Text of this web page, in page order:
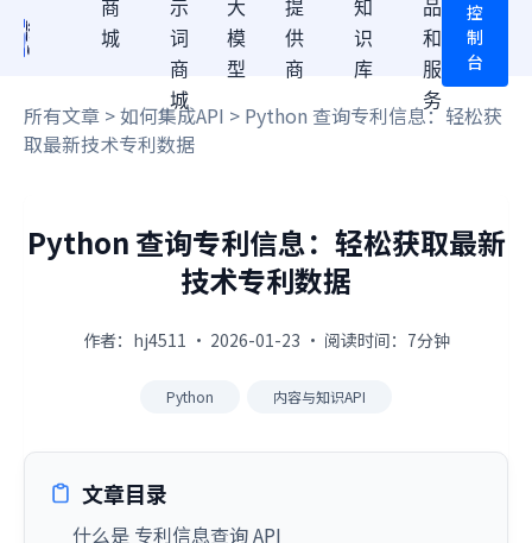
商
城
示
词
商
城
大
模
型
提
供
商
知
识
库
品
和
服
务
控
制
台
所有文章 >如何集成API > Python 查询专利信息：轻松获
取最新技术专利数据
Python 查询专利信息：轻松获取最新
技术专利数据
作者：hj4511 · 2026-01-23 · 阅读时间：7分钟
Python 内容与知识API
文章目录
什么是 专利信息查询 API